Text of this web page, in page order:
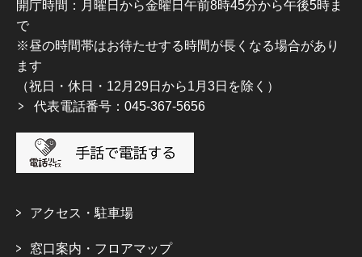
開庁時間：月曜日から金曜日午前8時45分から午後5時ま
で
※昼の時間帯はお待たせする時間が長くなる場合があり
ます
（祝日・休日・12月29日から1月3日を除く）
代表電話番号：045-367-5656
アクセス・駐車場
窓口案内・フロアマップ